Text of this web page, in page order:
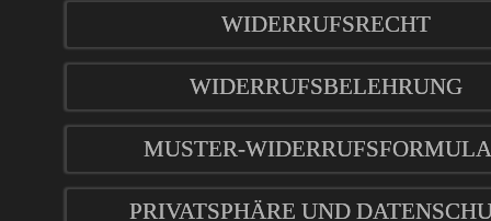
WIDERRUFSRECHT
WIDERRUFSBELEHRUNG
MUSTER-
PRIVATSPHÄRE UND